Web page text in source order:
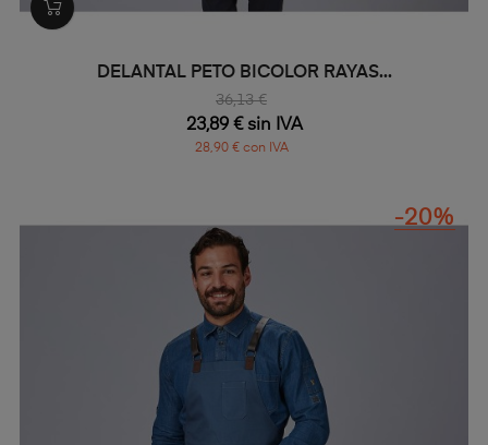
DELANTAL PETO BICOLOR RAYAS...
36,13 €
23,89 € sin IVA
28,90 € con IVA
-20%